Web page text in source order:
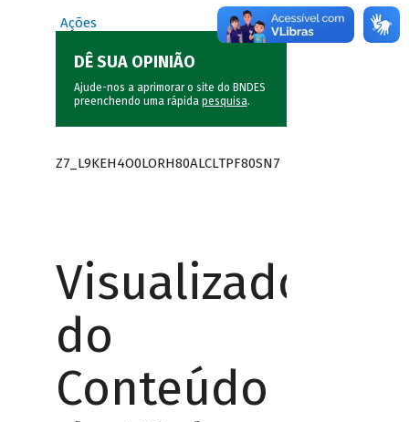
Ações
DÊ SUA OPINIÃO
Ajude-nos a aprimorar o site do BNDES
preenchendo uma rápida pesquisa.
Z7_L9KEH4O0LORH80ALCLTPF80SN7
Visualizador
do
Conteúdo